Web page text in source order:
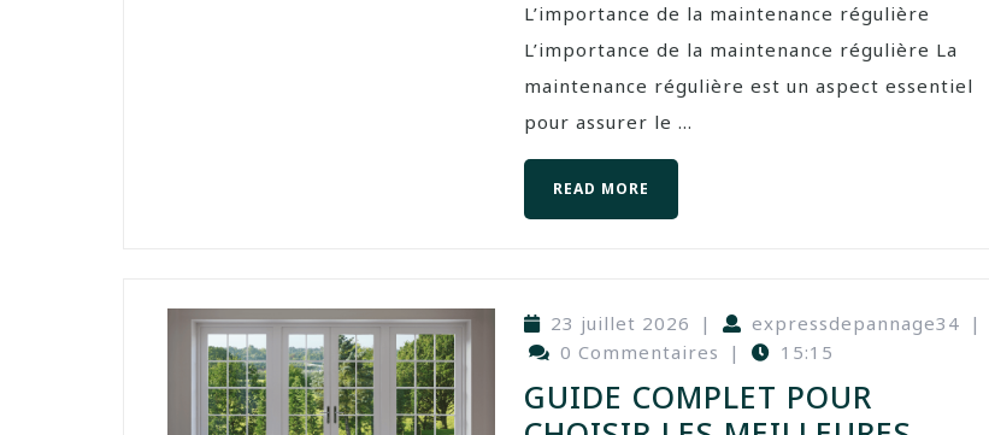
L’importance de la maintenance régulière
L’importance de la maintenance régulière La
maintenance régulière est un aspect essentiel
pour assurer le ...
READ MORE
23 juillet 2026 | expressdepannage34 |
0 Commentaires
| 15:15
GUIDE COMPLET POUR